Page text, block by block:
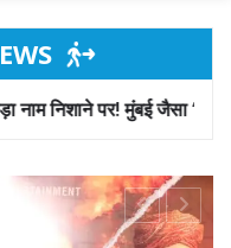
खेल’ अब दिल्ली-पंजाब में?